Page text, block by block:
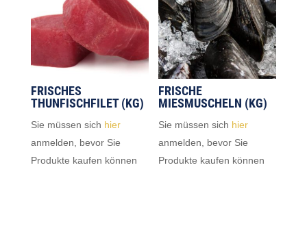
FRISCHES
THUNFISCHFILET (KG)
Sie müssen sich hier
anmelden, bevor Sie
Produkte kaufen können
FRISCHE
MIESMUSCHELN (KG)
Sie müssen sich hier
anmelden, bevor Sie
Produkte kaufen können